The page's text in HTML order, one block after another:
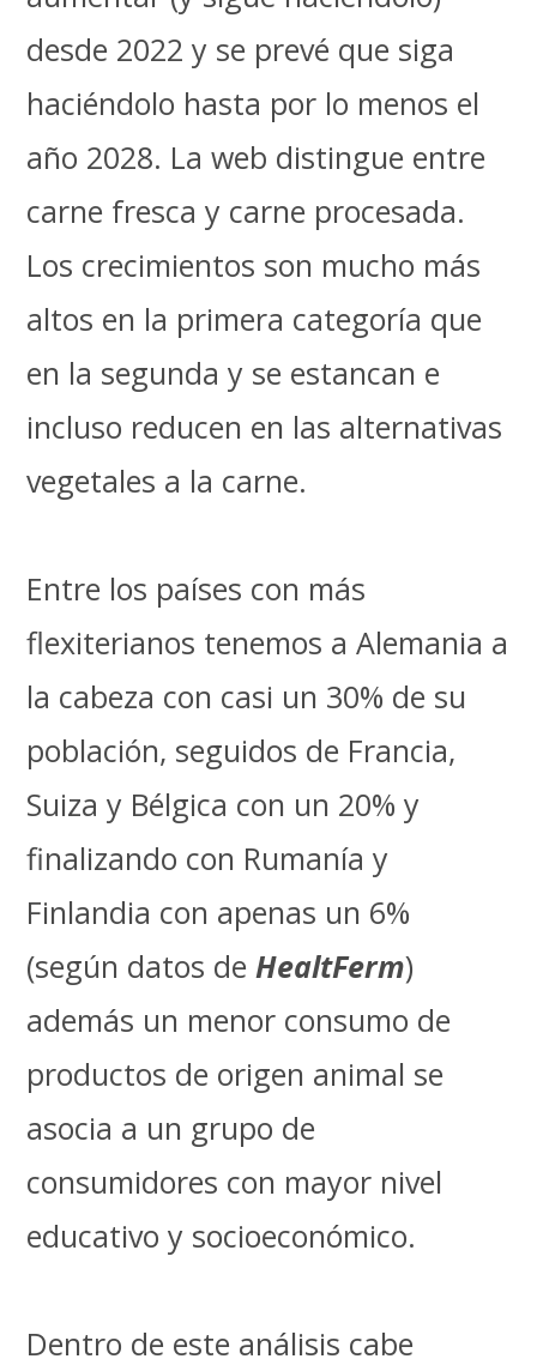
desde 2022 y se prevé que siga
haciéndolo hasta por lo menos el
año 2028. La web distingue entre
carne fresca y carne procesada.
Los crecimientos son mucho más
altos en la primera categoría que
en la segunda y se estancan e
incluso reducen en las alternativas
vegetales a la carne.
Entre los países con más
flexiterianos tenemos a Alemania a
la cabeza con casi un 30% de su
población, seguidos de Francia,
Suiza y Bélgica con un 20% y
finalizando con Rumanía y
Finlandia con apenas un 6%
(según datos deHealtFerm)
además un menor consumo de
productos de origen animal se
asocia a un grupo de
consumidores con mayor nivel
educativo y socioeconómico.
Dentro de este análisis cabe